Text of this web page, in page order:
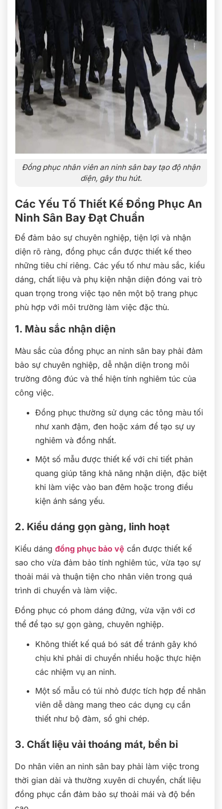
Đồng phục nhân viên an ninh sân bay tạo độ nhận
diện, gây thu hút.
Các Yếu Tố Thiết Kế Đồng Phục An
Ninh Sân Bay Đạt Chuẩn
Để đảm bảo sự chuyên nghiệp, tiện lợi và nhận
diện rõ ràng, đồng phục cần được thiết kế theo
những tiêu chí riêng. Các yếu tố như màu sắc, kiểu
dáng, chất liệu và phụ kiện nhận diện đóng vai trò
quan trọng trong việc tạo nên một bộ trang phục
phù hợp với môi trường làm việc đặc thù.
1. Màu sắc nhận diện
Màu sắc của đồng phục an ninh sân bay phải đảm
bảo sự chuyên nghiệp, dễ nhận diện trong môi
trường đông đúc và thể hiện tính nghiêm túc của
công việc.
Đồng phục thường sử dụng các tông màu tối
như xanh đậm, đen hoặc xám để tạo sự uy
nghiêm và đồng nhất.
Một số mẫu được thiết kế với chi tiết phản
quang giúp tăng khả năng nhận diện, đặc biệt
khi làm việc vào ban đêm hoặc trong điều
kiện ánh sáng yếu.
2. Kiểu dáng gọn gàng, linh hoạt
Kiểu dáng đồng phục bảo vệ cần được thiết kế
sao cho vừa đảm bảo tính nghiêm túc, vừa tạo sự
thoải mái và thuận tiện cho nhân viên trong quá
trình di chuyển và làm việc.
Đồng phục có phom dáng đứng, vừa vặn với cơ
thể để tạo sự gọn gàng, chuyên nghiệp.
Không thiết kế quá bó sát để tránh gây khó
chịu khi phải di chuyển nhiều hoặc thực hiện
các nhiệm vụ an ninh.
Một số mẫu có túi nhỏ được tích hợp để nhân
viên dễ dàng mang theo các dụng cụ cần
thiết như bộ đàm, sổ ghi chép.
3. Chất liệu vải thoáng mát, bền bỉ
Do nhân viên an ninh sân bay phải làm việc trong
thời gian dài và thường xuyên di chuyển, chất liệu
đồng phục cần đảm bảo sự thoải mái và độ bền